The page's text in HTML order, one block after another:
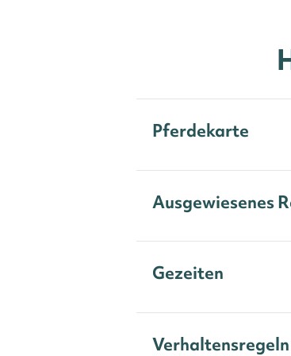
Pferdekarte
Ausgewiesenes
Gezeiten
Verhaltensregeln